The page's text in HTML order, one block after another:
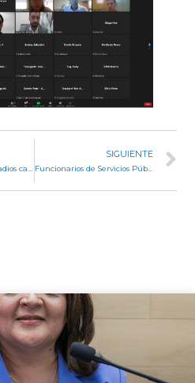
Sancionaron nuevos radios catastrales para Las Varas y Tanti
SIGUIENTE
Funcionarios de Servicios Públicos dieron respuesta a pedidos de informes